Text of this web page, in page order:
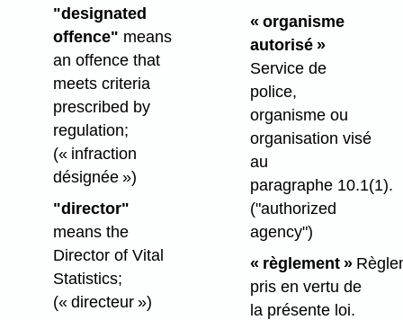
"designated
offence" means
an offence that
meets criteria
prescribed by
regulation;
(« infraction
désignée »)
"director"
means the
Director of Vital
Statistics;
(« directeur »)
« organisme
autorisé »
Service de
police,
organisme ou
organisation visé
au
paragraphe 10.1(1).
("authorized
agency")
« règlement »
pris en vertu de
la présente loi.